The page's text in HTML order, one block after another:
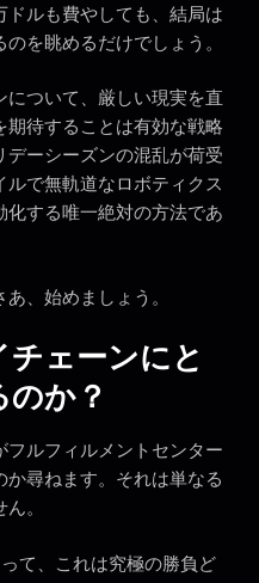
ドルも費やしても、結局は
を眺めるだけでしょう。
ついて、厳しい現実を直
待することは有効な戦略
ーシーズンの混乱が荷受
で無軌道なロボティクス
する唯一絶対の方法であ
、始めましょう。
ェーンにと
か？
ルフィルメントセンター
尋ねます。それは単なる
。
て、これは究極の勝負ど